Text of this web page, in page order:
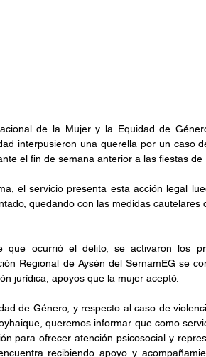
de la Mujer y la Equidad de
interpusieron una querella por un caso
el fin de semana anterior a las fiestas de
el servicio presenta esta acción legal
quedando con las medidas cautelares
que ocurrió el delito, se activaron los
Regional de Aysén del SernamEG se
jurídica, apoyos que la mujer aceptó.
de Género, y respecto al caso de
queremos informar que como
para ofrecer atención psicosocial y
recibiendo apoyo y